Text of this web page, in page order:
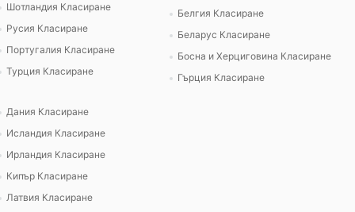
Шотландия Класиране
Русия Класиране
Португалия Класиране
Турция Класиране
Белгия Класиране
Беларус Класиране
Босна и Херциговина Класиране
Гърция Класиране
Дания Класиране
Исландия Класиране
Ирландия Класиране
Кипър Класиране
Латвия Класиране